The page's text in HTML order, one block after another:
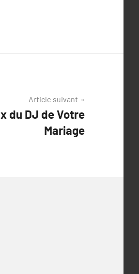
Article suivant
du DJ de Votre
Mariage